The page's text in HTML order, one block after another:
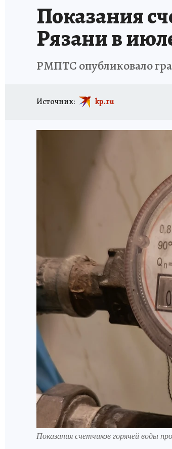
Показания
Рязани в
РМПТС опубликовало
Источник: kp.ru
Показания счетчиков горячей воды